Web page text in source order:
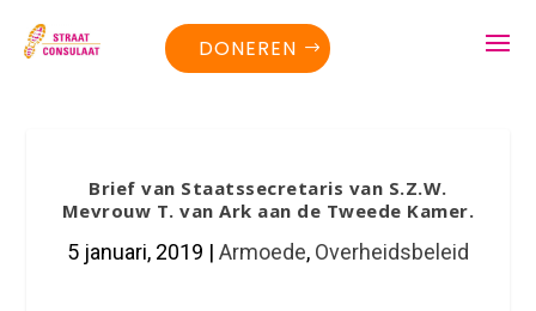
DONEREN
Brief van Staatssecretaris van S.Z.W.
Mevrouw T. van Ark aan de Tweede Kamer.
5 januari, 2019 | Armoede, Overheidsbeleid